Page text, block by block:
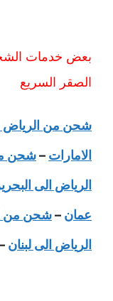
بعض خدمات
الصقر السريع
شحن من الرياض
الامارات–شحن
الرياض الى
عمان–شحن من
الرياض الى لبنان–